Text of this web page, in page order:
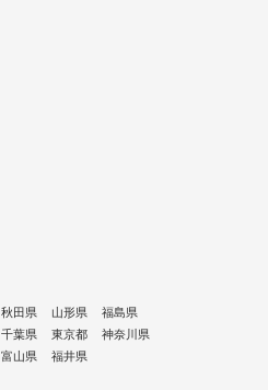
秋田県 山形県
福島県
千葉県 東京都
神奈川県
富山県
福井県